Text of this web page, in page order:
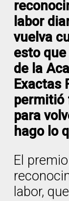
labor
vuelva
esto
de la
Exactas
permitió
para
hago lo
El
labor,